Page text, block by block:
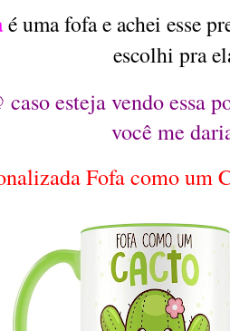
é uma fofa e achei esse
escolhi pra
esteja vendo essa
você me
Fofa como um